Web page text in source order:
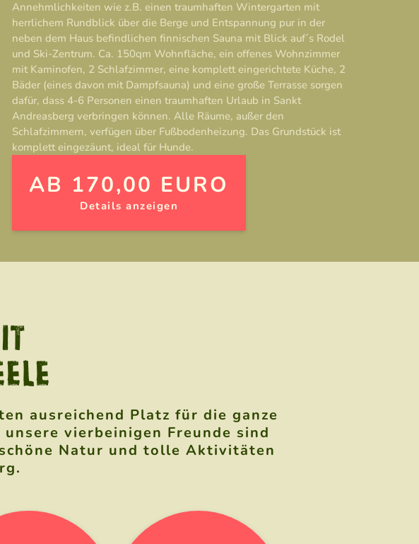
Annehmlichkeiten wie z.B. einen traumhaften Wintergarten mit
herrlichem Rundblick über die Berge und Entspannung pur in der
neben dem Haus befindlichen finnischen Sauna mit Blick auf´s Rodel
und Ski-Zentrum. Ca. 150qm Wohnfläche, ein offenes Wohnzimmer
mit Kaminofen, 2 Schlafzimmer, eine komplett eingerichtete Küche, 2
Bäder (eines davon mit Dampfsauna) und eine große Terrasse sorgen
dafür, dass 4-6 Personen einen traumhaften Urlaub in Sankt
Andreasberg verbringen können. Alle Räume, außer den
Schlafzimmern, verfügen über Fußbodenheizung. Das Grundstück ist
komplett eingezäunt, ideal für Hunde.
AB 170,00 EURO
Details anzeigen
ausreichend Platz für die ganze
vierbeinigen Freunde sind
Natur und tolle Aktivitäten